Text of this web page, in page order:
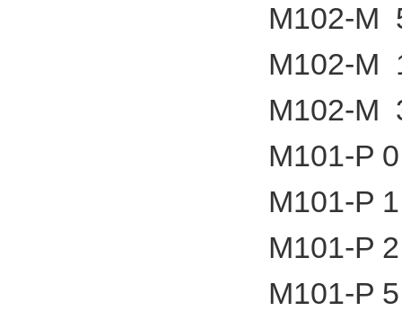
M102-M
M102-M
M102-M
M101-P
M101-P
M101-P
M101-P